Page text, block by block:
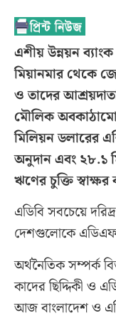
এশীয় উন্নয়ন
মিয়ানমার থেকে
ও তাদের
মৌলিক
মিলিয়ন ডলারের
অনুদান এবং ২৮.১
ঋণের চুক্তি
এডিবি সবচেয়ে
দেশগুলোকে এডিএফ
অর্থনৈতিক সম্পর্ক
কাদের ছিদ্দিকী ও
আজ বাংলাদেশ ও